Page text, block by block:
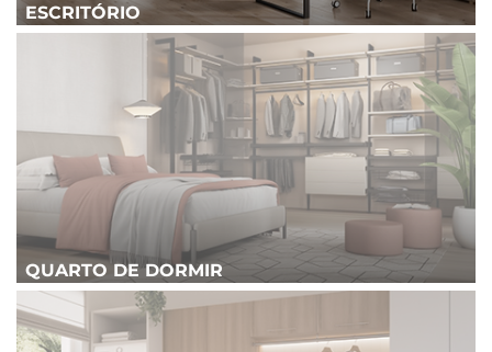
ESCRITÓRIO
QUARTO DE DORMIR